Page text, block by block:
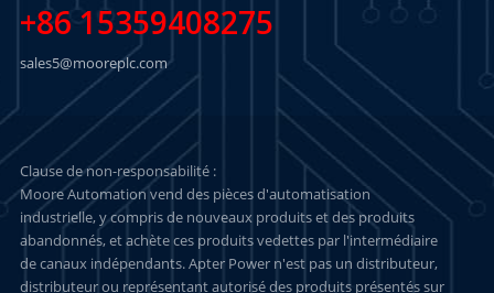
+86 15359408275
sales5@mooreplc.com
Clause de non-responsabilité :
Moore Automation vend des pièces d'automatisation
industrielle, y compris de nouveaux produits et des produits
abandonnés, et achète ces produits vedettes par l'intermédiaire
de canaux indépendants. Apter Power n'est pas un distributeur,
distributeur ou représentant autorisé des produits présentés sur